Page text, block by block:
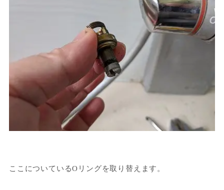
ここについているOリングを取り替えます。